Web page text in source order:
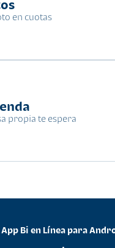
en cuotas
propia te espera
App Bi en Línea para